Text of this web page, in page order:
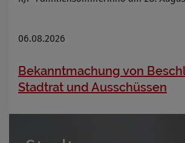
06.08.2026
Bekanntmachung von
Stadtrat und Ausschüssen